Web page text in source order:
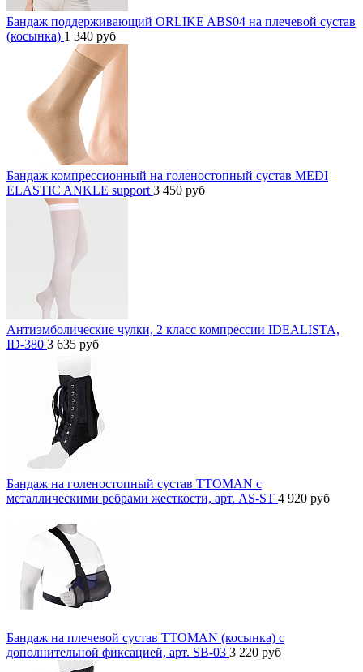
Бандаж поддерживающий ORLIKE ABS04 на плечевой сустав
(косынка) 1 340 руб
Бандаж компрессионный на голеностопный сустав MEDI
ELASTIC ANKLE support 3 450 руб
Антиэмболические чулки, 2 класс компрессии IDEALISTA,
ID-380 3 635 руб
Бандаж на голеностопный сустав TTOMAN с
металлическими ребрами жесткости, арт. AS-ST 4 920 руб
Бандаж на плечевой сустав TTOMAN (косынка) с
дополнительной фиксацией, арт. SB-03 3 220 руб